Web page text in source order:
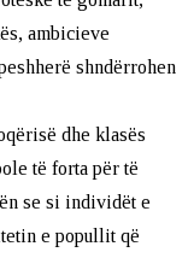
ambicieve
shndërrohen
dhe klasës
të forta për të
se si individët e
e popullit që